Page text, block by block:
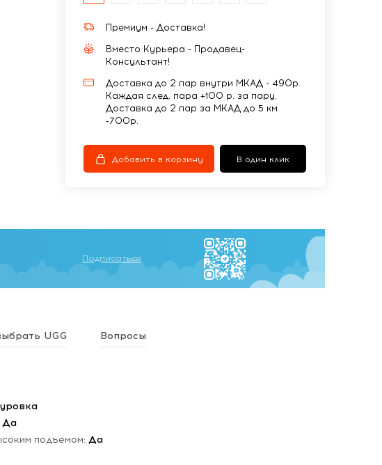
Премиум - Доставка!
Вместо Курьера - Продавец-
Консультант!
Доставка до 2 пар внутри МКАД - 490р.
Каждая след. пара +100 р. за пару.
Доставка до 2 пар за МКАД до 5 км
-700р.
Добавить в корзину В один клик
Подписаться
UGG Вопросы
Да
подъемом: Да